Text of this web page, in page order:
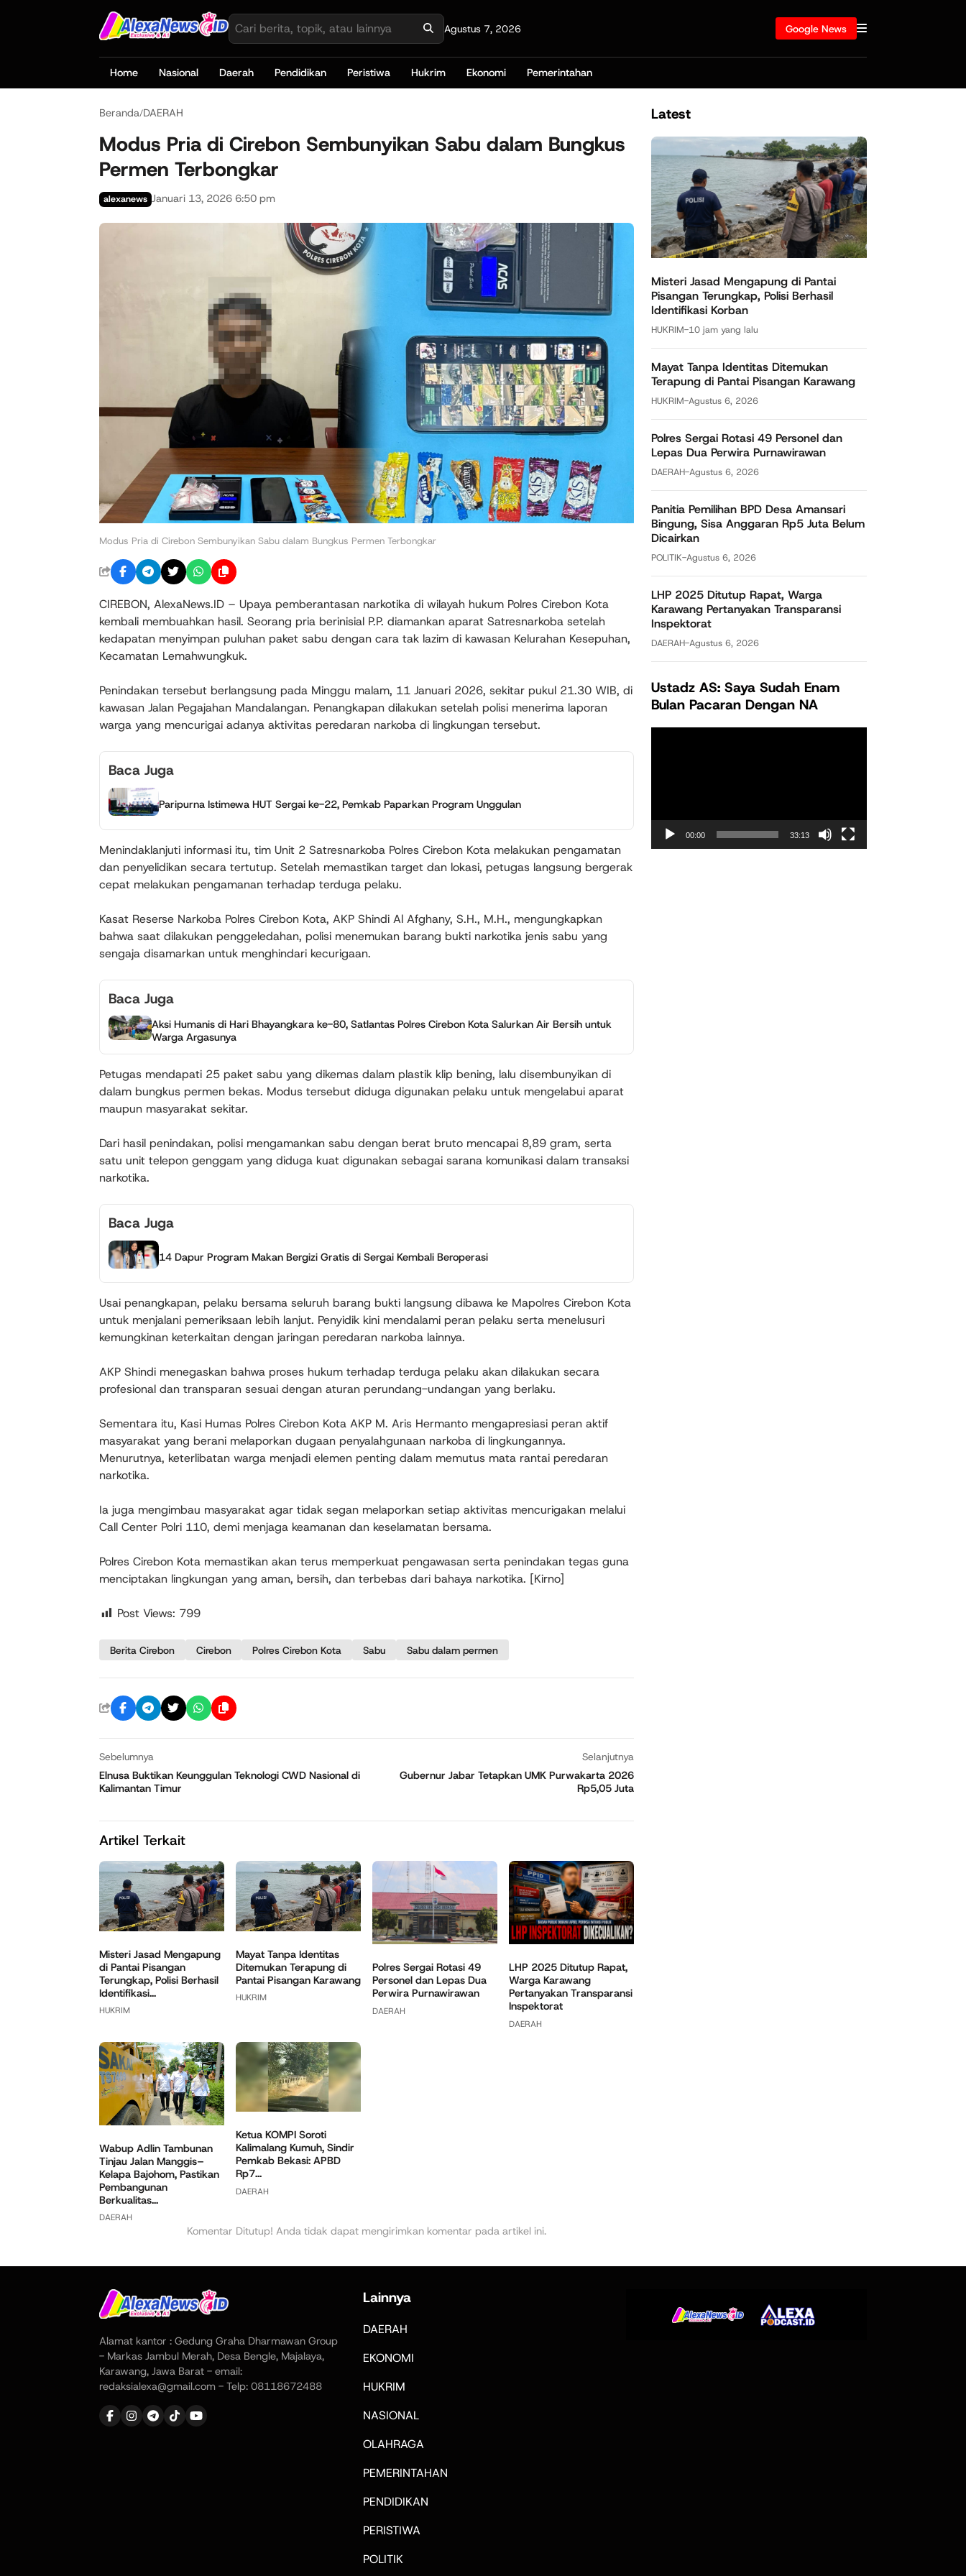
Agustus 7, 2026 Google News
Home Nasional Daerah Pendidikan Peristiwa Hukrim Ekonomi Pemerintahan
Beranda/DAERAH
Modus Pria di Cirebon Sembunyikan Sabu dalam Bungkus
Permen Terbongkar
alexanews Januari 13, 2026 6:50 pm
Modus Pria di Cirebon Sembunyikan Sabu dalam Bungkus Permen Terbongkar
CIREBON, AlexaNews.ID – Upaya pemberantasan narkotika di wilayah hukum Polres Cirebon Kota
kembali membuahkan hasil. Seorang pria berinisial P.P. diamankan aparat Satresnarkoba setelah
kedapatan menyimpan puluhan paket sabu dengan cara tak lazim di kawasan Kelurahan Kesepuhan,
Kecamatan Lemahwungkuk.
Penindakan tersebut berlangsung pada Minggu malam, 11 Januari 2026, sekitar pukul 21.30 WIB, di
kawasan Jalan Pegajahan Mandalangan. Penangkapan dilakukan setelah polisi menerima laporan
warga yang mencurigai adanya aktivitas peredaran narkoba di lingkungan tersebut.
Baca Juga
Paripurna Istimewa HUT Sergai ke-22, Pemkab Paparkan Program Unggulan
Menindaklanjuti informasi itu, tim Unit 2 Satresnarkoba Polres Cirebon Kota melakukan pengamatan
dan penyelidikan secara tertutup. Setelah memastikan target dan lokasi, petugas langsung bergerak
cepat melakukan pengamanan terhadap terduga pelaku.
Kasat Reserse Narkoba Polres Cirebon Kota, AKP Shindi Al Afghany, S.H., M.H., mengungkapkan
bahwa saat dilakukan penggeledahan, polisi menemukan barang bukti narkotika jenis sabu yang
sengaja disamarkan untuk menghindari kecurigaan.
Baca Juga
Aksi Humanis di Hari Bhayangkara ke-80, Satlantas Polres Cirebon Kota Salurkan Air Bersih untuk
Warga Argasunya
Petugas mendapati 25 paket sabu yang dikemas dalam plastik klip bening, lalu disembunyikan di
dalam bungkus permen bekas. Modus tersebut diduga digunakan pelaku untuk mengelabui aparat
maupun masyarakat sekitar.
Dari hasil penindakan, polisi mengamankan sabu dengan berat bruto mencapai 8,89 gram, serta
satu unit telepon genggam yang diduga kuat digunakan sebagai sarana komunikasi dalam transaksi
narkotika.
Baca Juga
14 Dapur Program Makan Bergizi Gratis di Sergai Kembali Beroperasi
Usai penangkapan, pelaku bersama seluruh barang bukti langsung dibawa ke Mapolres Cirebon Kota
untuk menjalani pemeriksaan lebih lanjut. Penyidik kini mendalami peran pelaku serta menelusuri
kemungkinan keterkaitan dengan jaringan peredaran narkoba lainnya.
AKP Shindi menegaskan bahwa proses hukum terhadap terduga pelaku akan dilakukan secara
profesional dan transparan sesuai dengan aturan perundang-undangan yang berlaku.
Sementara itu, Kasi Humas Polres Cirebon Kota AKP M. Aris Hermanto mengapresiasi peran aktif
masyarakat yang berani melaporkan dugaan penyalahgunaan narkoba di lingkungannya.
Menurutnya, keterlibatan warga menjadi elemen penting dalam memutus mata rantai peredaran
narkotika.
Ia juga mengimbau masyarakat agar tidak segan melaporkan setiap aktivitas mencurigakan melalui
Call Center Polri 110, demi menjaga keamanan dan keselamatan bersama.
Polres Cirebon Kota memastikan akan terus memperkuat pengawasan serta penindakan tegas guna
menciptakan lingkungan yang aman, bersih, dan terbebas dari bahaya narkotika. [Kirno]
Post Views: 799
Berita Cirebon Cirebon Polres Cirebon Kota Sabu Sabu dalam permen
Sebelumnya
Elnusa Buktikan Keunggulan Teknologi CWD Nasional di
Kalimantan Timur
Selanjutnya
Gubernur Jabar Tetapkan UMK Purwakarta 2026
Rp5,05 Juta
Artikel Terkait
Misteri Jasad Mengapung
di Pantai Pisangan
Terungkap, Polisi Berhasil
Identifikasi...
HUKRIM
Mayat Tanpa Identitas
Ditemukan Terapung di
Pantai Pisangan Karawang
HUKRIM
Polres Sergai Rotasi 49
Personel dan Lepas Dua
Perwira Purnawirawan
DAERAH
LHP 2025 Ditutup Rapat,
Warga Karawang
Pertanyakan Transparansi
Inspektorat
DAERAH
Wabup Adlin Tambunan
Tinjau Jalan Manggis–
Kelapa Bajohom, Pastikan
Pembangunan
Berkualitas...
DAERAH
Ketua KOMPI Soroti
Kalimalang Kumuh, Sindir
Pemkab Bekasi: APBD
Rp7...
DAERAH
Komentar Ditutup! Anda tidak dapat mengirimkan komentar pada artikel ini.
Latest
Misteri Jasad Mengapung di Pantai
Pisangan Terungkap, Polisi Berhasil
Identifikasi Korban
HUKRIM-10 jam yang lalu
Mayat Tanpa Identitas Ditemukan
Terapung di Pantai Pisangan Karawang
HUKRIM-Agustus 6, 2026
Polres Sergai Rotasi 49 Personel dan
Lepas Dua Perwira Purnawirawan
DAERAH-Agustus 6, 2026
Panitia Pemilihan BPD Desa Amansari
Bingung, Sisa Anggaran Rp5 Juta Belum
Dicairkan
POLITIK-Agustus 6, 2026
LHP 2025 Ditutup Rapat, Warga
Karawang Pertanyakan Transparansi
Inspektorat
DAERAH-Agustus 6, 2026
Ustadz AS: Saya Sudah Enam
Bulan Pacaran Dengan NA
00:00 33:13
Alamat kantor : Gedung Graha Dharmawan Group
- Markas Jambul Merah, Desa Bengle, Majalaya,
Karawang, Jawa Barat - email:
redaksialexa@gmail.com - Telp: 08118672488
Lainnya
DAERAH
EKONOMI
HUKRIM
NASIONAL
OLAHRAGA
PEMERINTAHAN
PENDIDIKAN
PERISTIWA
POLITIK